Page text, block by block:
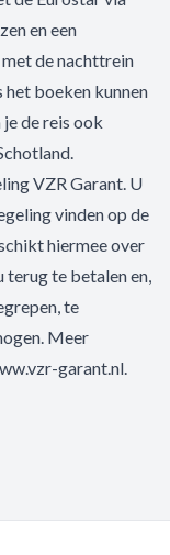
en een
de nachttrein
het boeken kunnen
de reis ook
VZR Garant. U
vinden op de
hiermee over
te betalen en,
te
Meer
garant.nl.